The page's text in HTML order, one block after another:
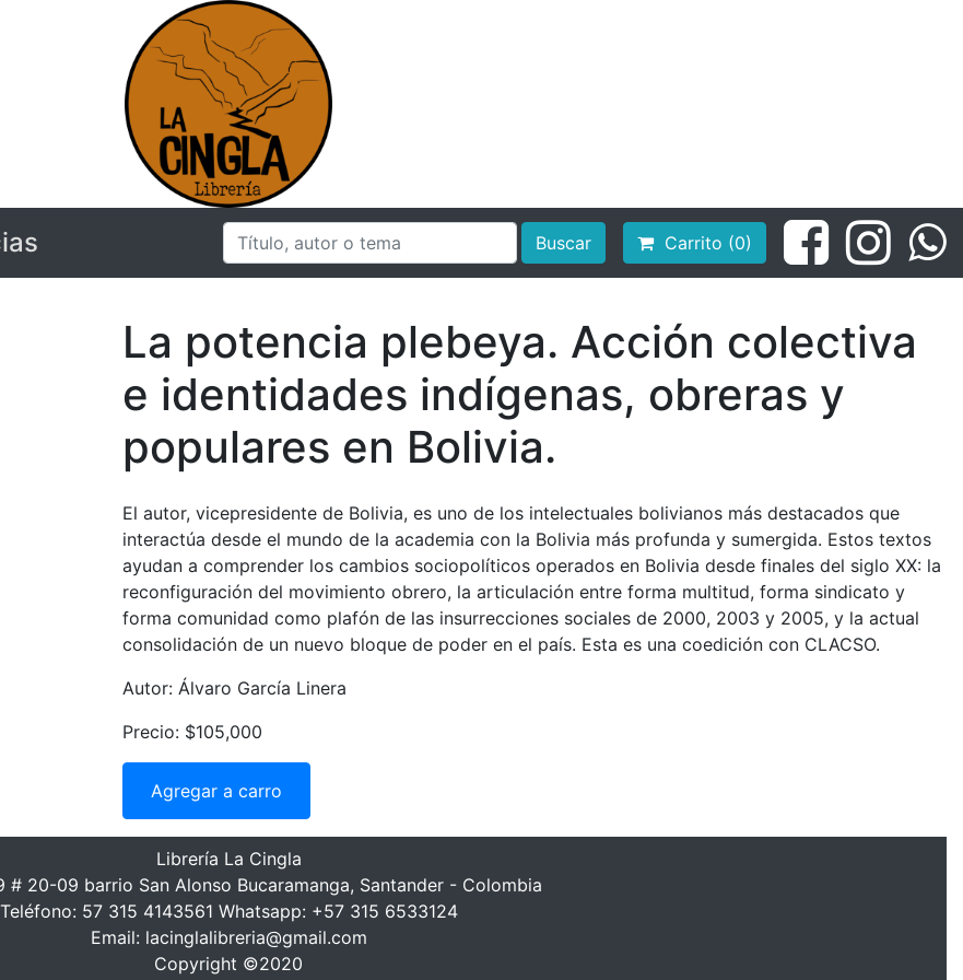
Buscar Carrito (0)
La potencia plebeya. Acción colectiva
e identidades indígenas, obreras y
populares en Bolivia.
El autor, vicepresidente de Bolivia, es uno de los intelectuales bolivianos más destacados que
interactúa desde el mundo de la academia con la Bolivia más profunda y sumergida. Estos textos
ayudan a comprender los cambios sociopolíticos operados en Bolivia desde finales del siglo XX: la
reconfiguración del movimiento obrero, la articulación entre forma multitud, forma sindicato y
forma comunidad como plafón de las insurrecciones sociales de 2000, 2003 y 2005, y la actual
consolidación de un nuevo bloque de poder en el país. Esta es una coedición con CLACSO.
Autor: Álvaro García Linera
Precio: $105,000
Agregar a carro
Librería La Cingla
# 20-09 barrio San Alonso Bucaramanga, Santander - Colombia
Teléfono: 57 315 4143561 Whatsapp: +57 315 6533124
Email: lacinglalibreria@gmail.com
Copyright ©2020